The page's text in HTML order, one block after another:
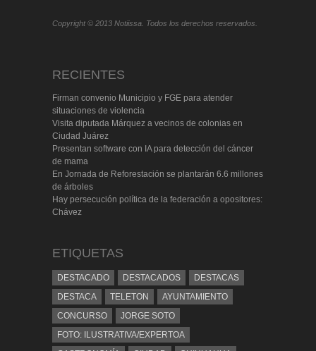
Copyright © 2013 Notiissa. Todos los derechos reservados.
RECIENTES
Firman convenio Municipio y FGE para atender
situaciones de violencia
Visita diputada Márquez a vecinos de colonias en
Ciudad Juárez
Presentan software con IA para detección del cáncer
de mama
En Jornada de Reforestación se plantarán 6.6 millones
de árboles
Hay persecución política de la federación a opositores:
Chávez
ETIQUETAS
DESTACADO DESTACADOS
DESTACAS
DESTACA
TELETON
AYUNTAMIENTO
CONCURSO
JORGE SOTO
FOTO: ILUSTRATIVA/EXPERTOA